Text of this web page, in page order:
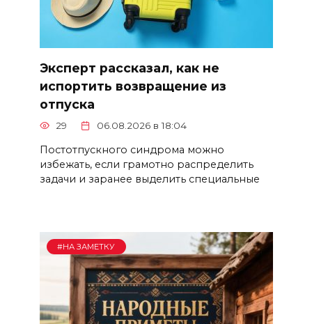
Эксперт рассказал, как не
испортить возвращение из
отпуска
29 06.08.2026 в 18:04
Постотпускного синдрома можно
избежать, если грамотно распределить
задачи и заранее выделить специальные
#НА ЗАМЕТКУ